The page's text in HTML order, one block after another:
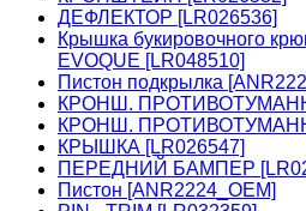
ДЕФЛЕКТОР [LR026536]
Крышка букировочного
EVOQUE [LR048510]
Пистон подкрылка
КРОНШ.
КРОНШ.
КРЫШКА [LR026547]
ПЕРЕДНИЙ БАМПЕР
Пистон [ANR2224_OEM]